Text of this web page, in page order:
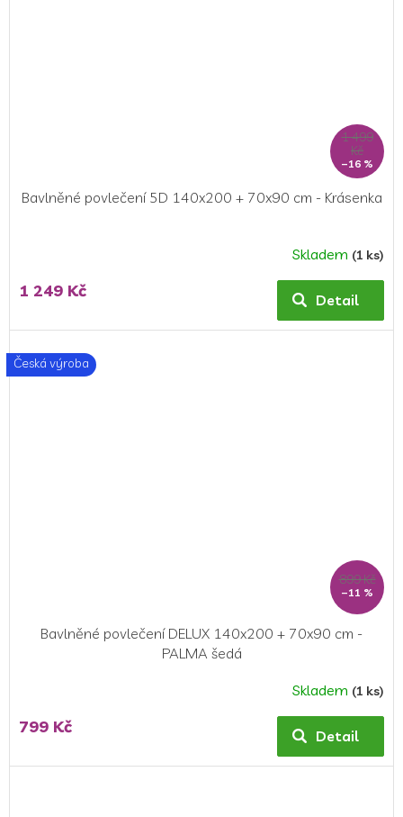
1 499
Kč
–16 %
Bavlněné povlečení 5D 140x200 + 70x90 cm - Krásenka
Skladem (1 ks)
1 249 Kč Detail
Česká výroba
899 Kč
–11 %
Bavlněné povlečení DELUX 140x200 + 70x90 cm -
PALMA šedá
Skladem (1 ks)
799 Kč Detail